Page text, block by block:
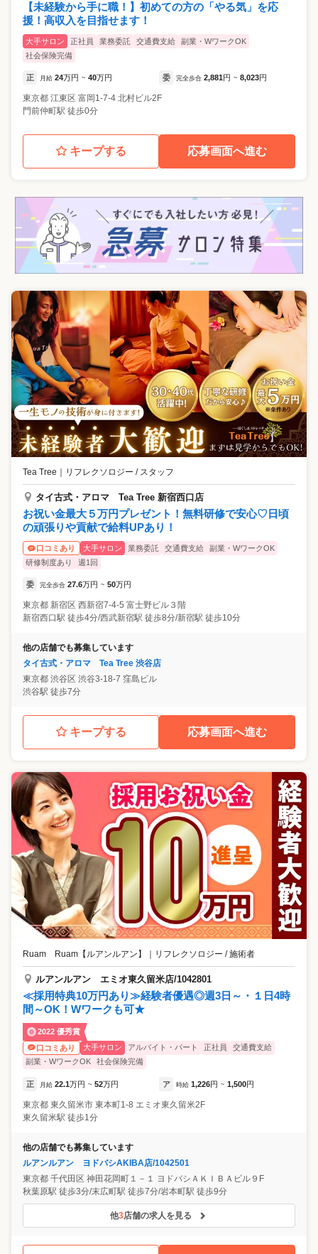
【未経験から手に職！】初めての方の「やる気」を応
援！高収入を目指せます！
大手サロン 正社員 業務委託 交通費支給
副業・WワークOK
社会保険完備
正 月給 24万円 ~ 40万円 委 完全歩合 2,881 円 ~ 8,023円
東京都 江東区 富岡1-7-4 北村ビル2F
門前仲町駅 徒歩0分
キープする 応募画面へ進む
Tea Tree リフレクソロジー / スタッフ
タイ古式・アロマ Tea Tree 新宿西口店
お祝い金最大５万円プレゼント！無料研修で安心♡日頃
の頑張りや貢献で給料UPあり！
口コミあり 大手サロン 業務委託 交通費支給
副業・WワークOK
研修制度あり
週1回
委 完全歩合 27.6万円 ~ 50万円
東京都 新宿区 西新宿7-4-5 富士野ビル３階
新宿西口駅 徒歩4分/西武新宿駅 徒歩8分/新宿駅 徒歩10分
他の店舗でも募集しています
タイ古式・アロマ Tea Tree 渋谷店
東京都 渋谷区 渋谷3-18-7 窪島ビル
渋谷駅 徒歩7分
キープする 応募画面へ進む
Ruam Ruam【ルアンルアン】 ｜ リフレクソロジー / 施術者
ルアンルアン エミオ東久留米店/1042801
≪採用特典10万円あり≫経験者優遇◎週3日～・１日4時
間～OK！Wワークも可★
2022 優秀賞
口コミあり
大手サロン アルバイト・パート 正社員
交通費支給
副業・WワークOK
社会保険完備
正 月給 22.1万円 ~ 52万円 ア 時給 1,226円 ~ 1,500円
東京都 東久留米市 東本町1-8 エミオ東久留米2F
東久留米駅 徒歩1分
他の店舗でも募集しています
ルアンルアン ヨドバシAKIBA店/1042501
東京都 千代田区 神田花岡町１－１ ヨドバシＡＫＩＢＡビル９F
秋葉原駅 徒歩3分/末広町駅 徒歩7分/岩本町駅 徒歩9分
他3店舗の求人を見る